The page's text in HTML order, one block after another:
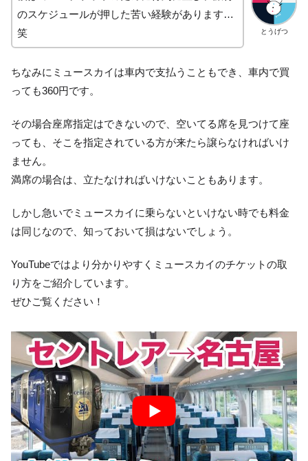
とうげつ
のスケジュールが押した苦い経験があります…
笑
ちなみにミュースカイは車内で支払うこともでき、車内で買
っても360円です。
その場合座席指定はできないので、空いてる席を見つけて座
っても、そこを指定されている方が来たら譲らなければいけ
ません。
満席の場合は、立たなければいけないこともあります。
しかし急いでミュースカイに乗らないといけない時でも料金
は同じなので、知っておいて損はないでしょう。
YouTubeではより分かりやすくミュースカイのチケットの取
り方をご紹介しています。
ぜひご覧ください！